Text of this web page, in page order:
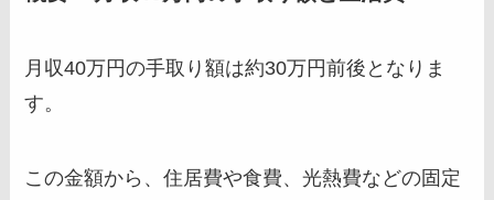
月収40万円の手取り額は約30万円前後となりま
す。
この金額から、住居費や食費、光熱費などの固定